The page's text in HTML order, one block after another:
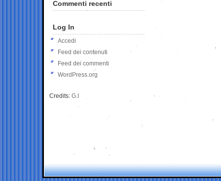
Commenti recenti
Log In
Accedi
Feed dei contenuti
Feed dei commenti
WordPress.org
Credits: G.I